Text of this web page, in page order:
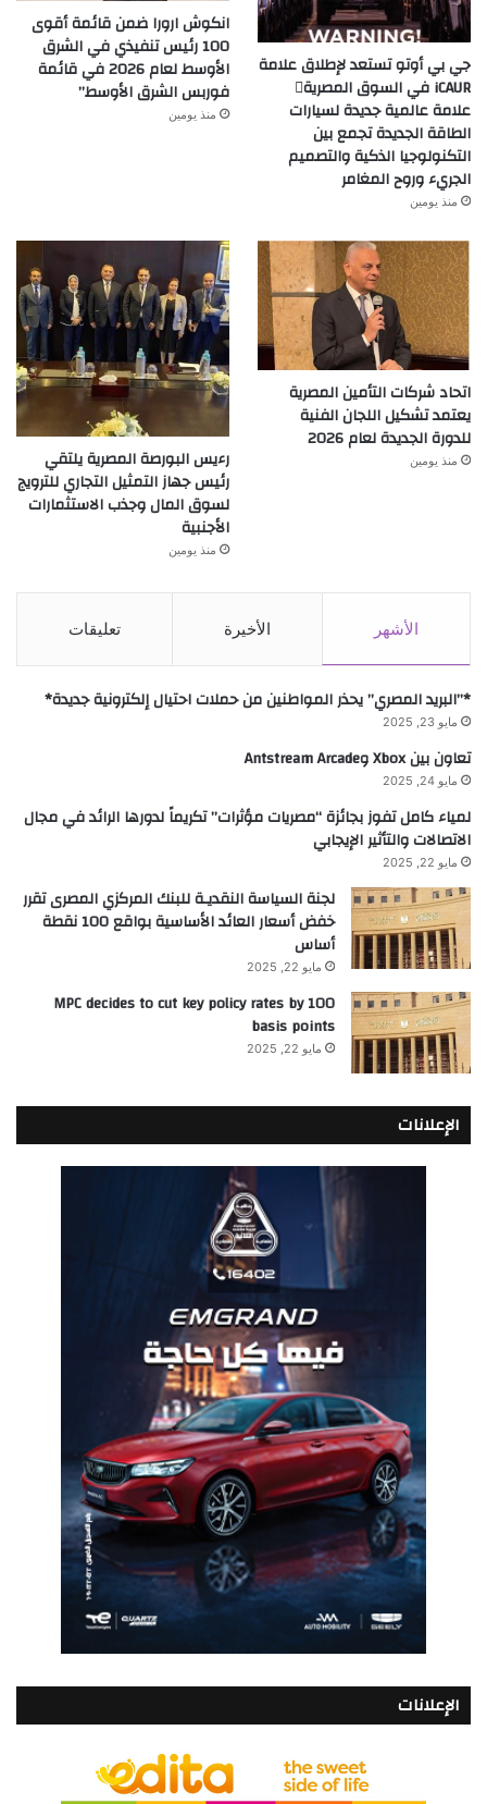
جي بي أوتو تستعد لإطلاق علامة
iCAUR في السوق المصرية
علامة عالمية جديدة لسيارات
الطاقة الجديدة تجمع بين
التكنولوجيا الذكية والتصميم
الجريء وروح المغامر
منذ يومين
انكوش ارورا ضمن قائمة أقوى
100 رئيس تنفيذي في الشرق
الأوسط لعام 2026 في قائمة
فوربس الشرق الأوسط”
منذ يومين
اتحاد شركات التأمين المصرية
يعتمد تشكيل اللجان الفنية
للدورة الجديدة لعام 2026
منذ يومين
رءيس البورصة المصرية يلتقي
رئيس جهاز التمثيل التجاري للترويج
لسوق المال وجذب الاستثمارات
الأجنبية
منذ يومين
الأشهر الأخيرة تعليقات
*”البريد المصري” يحذر المواطنين من حملات احتيال إلكترونية جديدة*
مايو 23, 2025
تعاون بين Xbox وAntstream Arcade
مايو 24, 2025
لمياء كامل تفوز بجائزة “مصريات مؤثرات” تكريماً لدورها الرائد في مجال
الاتصالات والتأثير الإيجابي
مايو 22, 2025
لجنة السياسة النقديـة للبنك المركزي المصرى تقرر
خفض أسعار العائد الأساسية بواقع 100 نقطة
أساس
مايو 22, 2025
MPC decides to cut key policy rates by 100
basis points
مايو 22, 2025
الإعلانات
الإعلانات